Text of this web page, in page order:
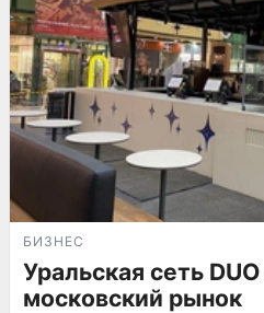
БИЗНЕС
Уральская сеть
московский рынок